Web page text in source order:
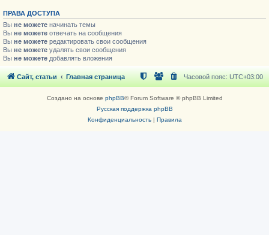
ПРАВА ДОСТУПА
Вы не можете начинать темы
Вы не можете отвечать на сообщения
Вы не можете редактировать свои сообщения
Вы не можете удалять свои сообщения
Вы не можете добавлять вложения
Сайт, статьи Главная страница Часовой пояс: UTC+03:00
Создано на основе phpBB® Forum Software © phpBB Limited
Русская поддержка phpBB
Конфиденциальность| Правила